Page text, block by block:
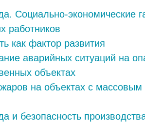
Социально-экономические
работников
как фактор развития
аварийных ситуаций на
объектах
на объектах с
и безопасность